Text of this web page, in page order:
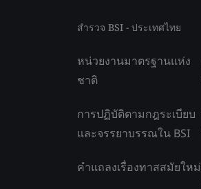
สำรวจ BSI - ประเทศไทย
หน่วยงานมาตรฐานแห่ง
ชาติ
การปฏิบัติตามกฎระเบียบ
และจรรยาบรรณใน BSI
คำแถลงเรื่องทาสสมัยใหม่